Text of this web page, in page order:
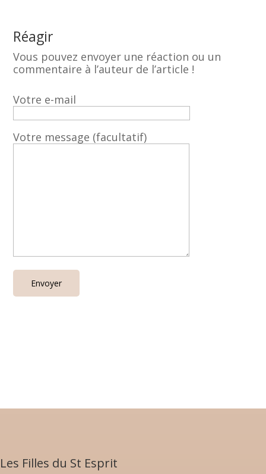
Réagir
Vous pouvez envoyer une réaction ou un
commentaire à l’auteur de l’article !
Votre e-mail
Votre message (facultatif)
Les Filles du St Esprit